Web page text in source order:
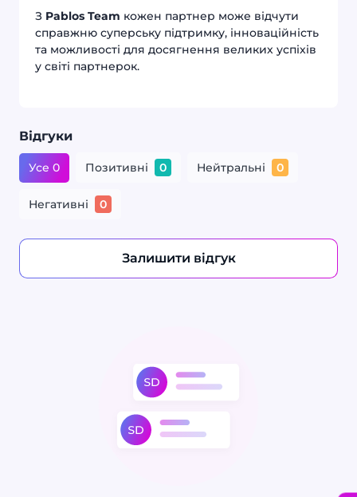
З Pablos Team кожен партнер може відчути
справжню суперську підтримку, інноваційність
та можливості для досягнення великих успіхів
у світі партнерок.
Відгуки
Усе 0 Позитивні 0 Нейтральні 0
Негативні 0
Залишити відгук